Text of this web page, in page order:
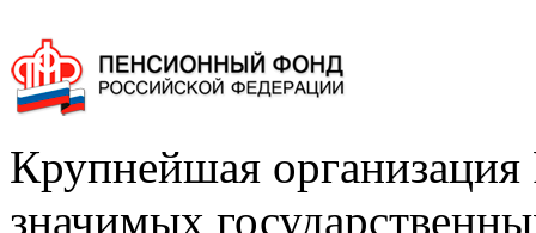
Крупнейшая
значимых